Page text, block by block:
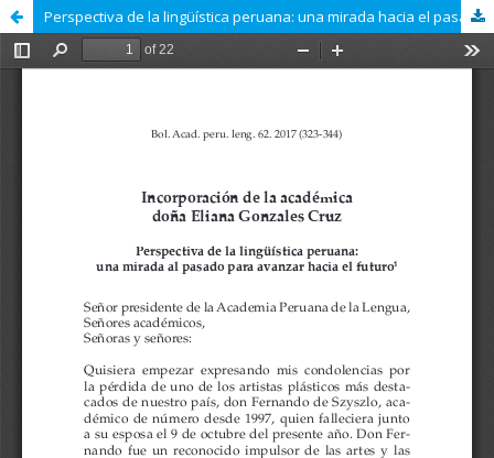
Perspectiva de la lingüística peruana: una mirada hacia el pasado para avanzar hacia el futuro